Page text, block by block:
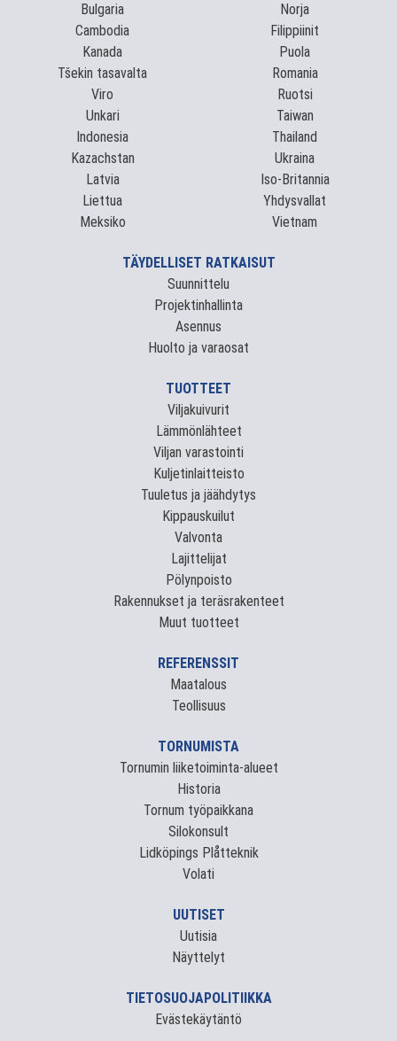
Bulgaria
Cambodia
Kanada
Tšekin tasavalta
Viro
Unkari
Indonesia
Kazachstan
Latvia
Liettua
Meksiko
Norja
Filippiinit
Puola
Romania
Ruotsi
Taiwan
Thailand
Ukraina
Iso-Britannia
Yhdysvallat
Vietnam
TÄYDELLISET RATKAISUT
Suunnittelu
Projektinhallinta
Asennus
Huolto ja varaosat
TUOTTEET
Viljakuivurit
Lämmönlähteet
Viljan varastointi
Kuljetinlaitteisto
Tuuletus ja jäähdytys
Kippauskuilut
Valvonta
Lajittelijat
Pölynpoisto
Rakennukset ja teräsrakenteet
Muut tuotteet
REFERENSSIT
Maatalous
Teollisuus
TORNUMISTA
Tornumin liiketoiminta-alueet
Historia
Tornum työpaikkana
Silokonsult
Lidköpings Plåtteknik
Volati
UUTISET
Uutisia
Näyttelyt
TIETOSUOJAPOLITIIKKA
Evästekäytäntö